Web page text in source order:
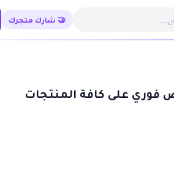
🤝 شارك متجرك
حتى 50% تخفيض فوري على كافة المنتجات